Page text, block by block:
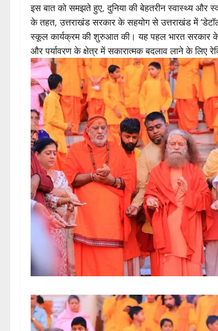
इस बात को समझते हुए, दुनिया की बेहतरीन स्वास्थ्य और
के तहत, उत्तराखंड सरकार के सहयोग से उत्तराखंड में
स्कूल कार्यक्रम की शुरुआत की। यह पहल भारत सरकार के
और पर्यावरण के क्षेत्र में सकारात्मक बदलाव लाने के लिए